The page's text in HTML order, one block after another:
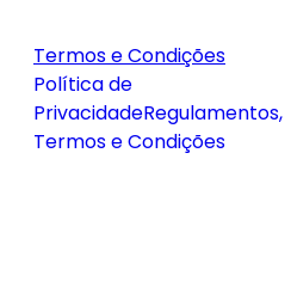
Termos e Condições
Política de
PrivacidadeRegulamentos,
Termos e Condições